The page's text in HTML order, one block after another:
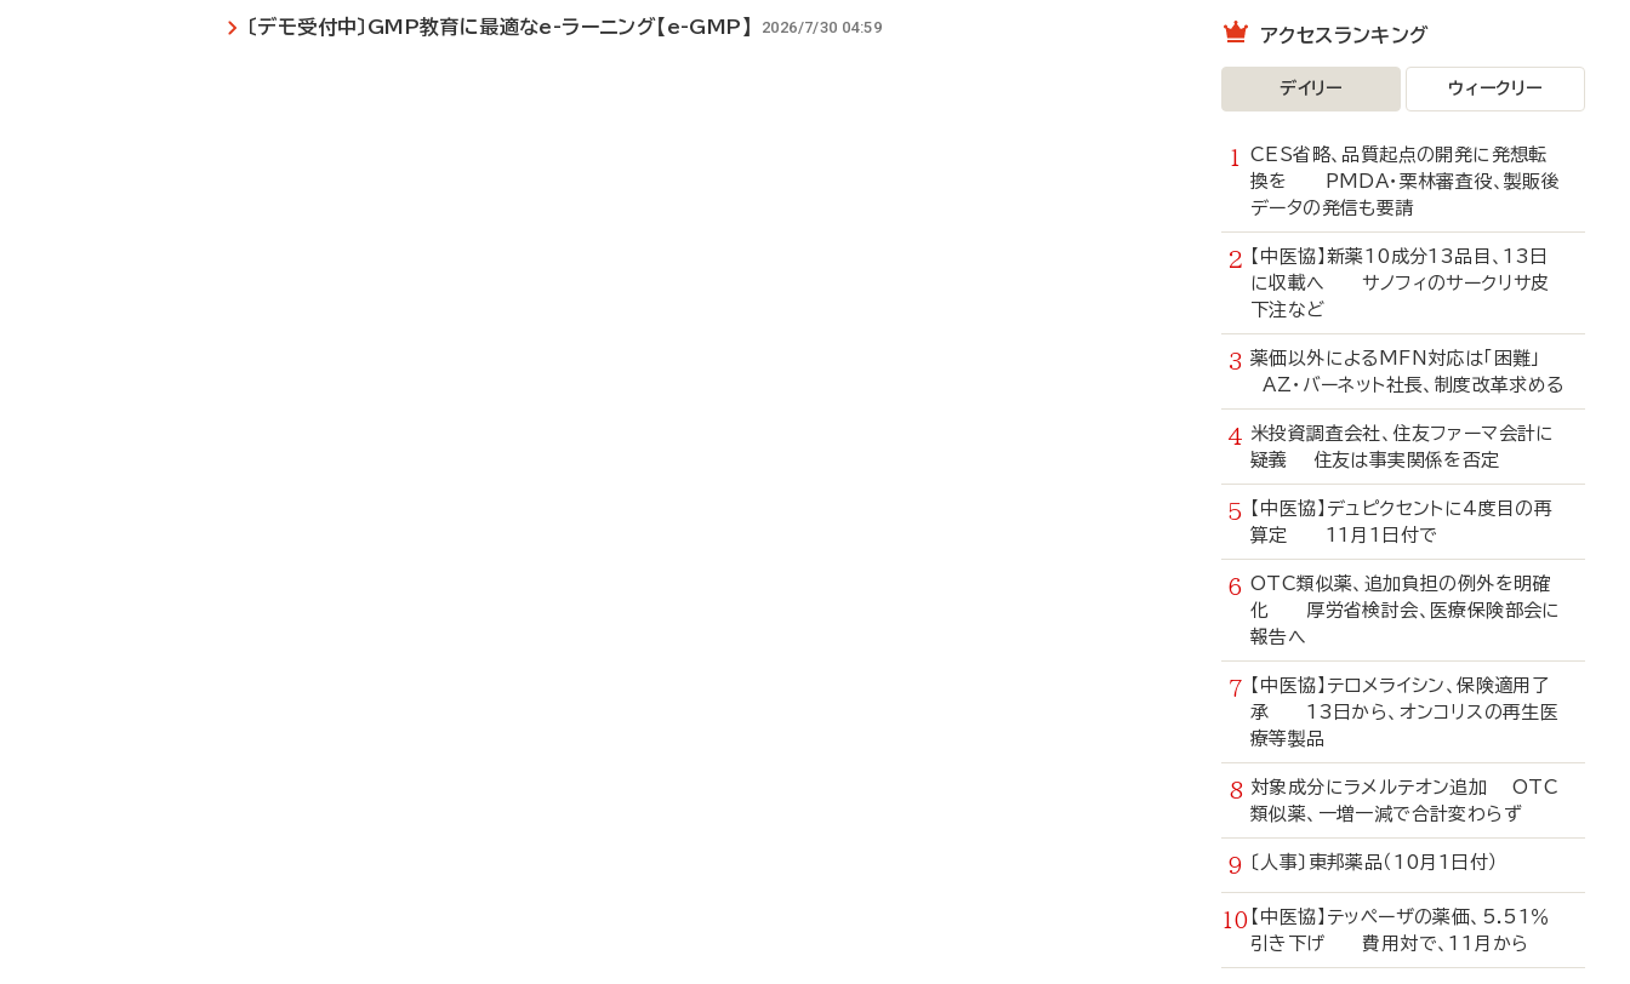
〔デモ受付中〕GMP教育に最適なe-ラーニング【e-GMP】 2026/7/30 04:59 アクセスランキング
デイリー ウィークリー
CES省略、品質起点の開発に発想転
換を PMDA・栗林審査役、製販後
データの発信も要請
【中医協】新薬10成分13品目、13日
に収載へ サノフィのサークリサ皮
下注など
薬価以外によるMFN対応は「困難」
AZ・バーネット社長、制度改革求める
米投資調査会社、住友ファーマ会計に
疑義 住友は事実関係を否定
【中医協】デュピクセントに4度目の再
算定 11月1日付で
OTC類似薬、追加負担の例外を明確
化 厚労省検討会、医療保険部会に
報告へ
【中医協】テロメライシン、保険適用了
承 13日から、オンコリスの再生医
療等製品
対象成分にラメルテオン追加 OTC
類似薬、一増一減で合計変わらず
〔人事〕東邦薬品（10月1日付）
【中医協】テッペーザの薬価、5.51％
引き下げ 費用対で、11月から